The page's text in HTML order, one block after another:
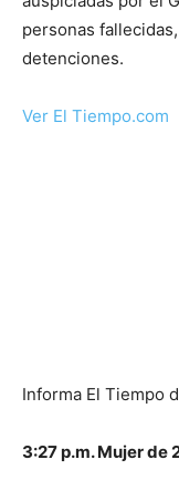
personas
detenciones.
Ver El Tiempo.com
Informa El Tiempo
3:27 p.m. Mujer de